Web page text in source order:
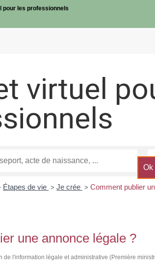
pour les professionnels
virtuel
Étapes de vie > Je crée > Comment publier
une annonce légale ?
de l'information légale et administrative (Première